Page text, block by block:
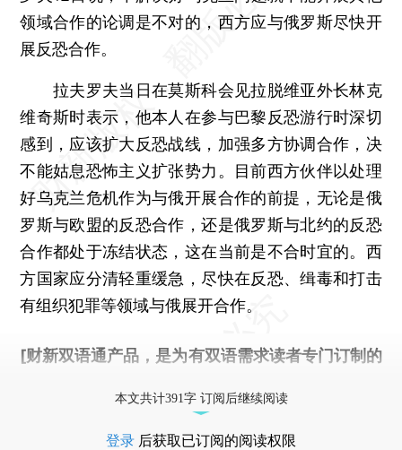
领域合作的论调是不对的，西方应与俄罗斯尽快开
展反恐合作。
拉夫罗夫当日在莫斯科会见拉脱维亚外长林克
维奇斯时表示，他本人在参与巴黎反恐游行时深切
感到，应该扩大反恐战线，加强多方协调合作，决
不能姑息恐怖主义扩张势力。目前西方伙伴以处理
好乌克兰危机作为与俄开展合作的前提，无论是俄
罗斯与欧盟的反恐合作，还是俄罗斯与北约的反恐
合作都处于冻结状态，这在当前是不合时宜的。西
方国家应分清轻重缓急，尽快在反恐、缉毒和打击
有组织犯罪等领域与俄展开合作。
[财新双语通产品，是为有双语需求读者专门订制的
本文共计391字 订阅后继续阅读
登录 后获取已订阅的阅读权限